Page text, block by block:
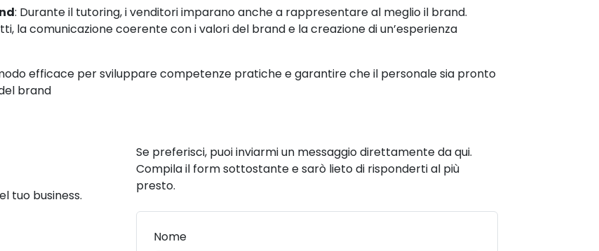
: Durante il tutoring, i venditori imparano anche a rappresentare al meglio il brand.
la comunicazione coerente con i valori del brand e la creazione di un’esperienza
efficace per sviluppare competenze pratiche e garantire che il personale sia pronto
brand
tuo business.
Se preferisci, puoi inviarmi un messaggio direttamente da qui.
Compila il form sottostante e sarò lieto di risponderti al più
presto.
Nome